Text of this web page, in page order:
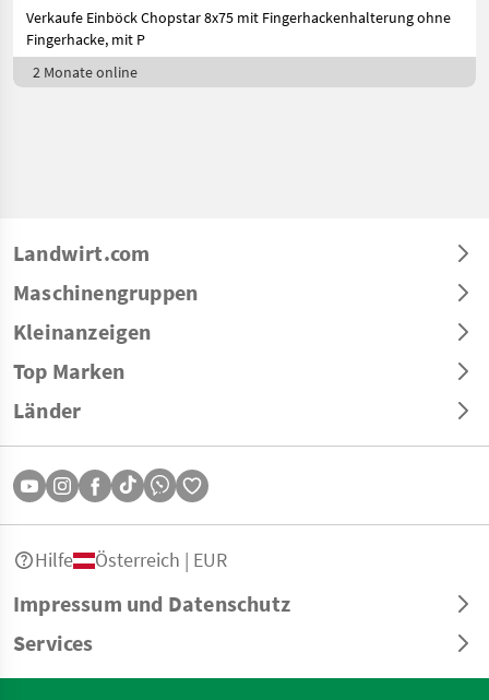
Verkaufe Einböck Chopstar 8x75 mit Fingerhackenhalterung ohne
Fingerhacke, mit P
2 Monate online
Landwirt.com
Maschinengruppen
Kleinanzeigen
Top Marken
Länder
Impressum und Datenschutz
Services
Hilfe Österreich | EUR